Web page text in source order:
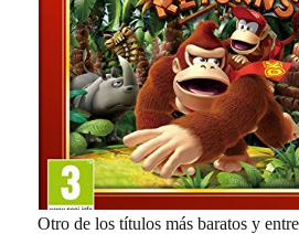
Otro de los títulos más baratos y